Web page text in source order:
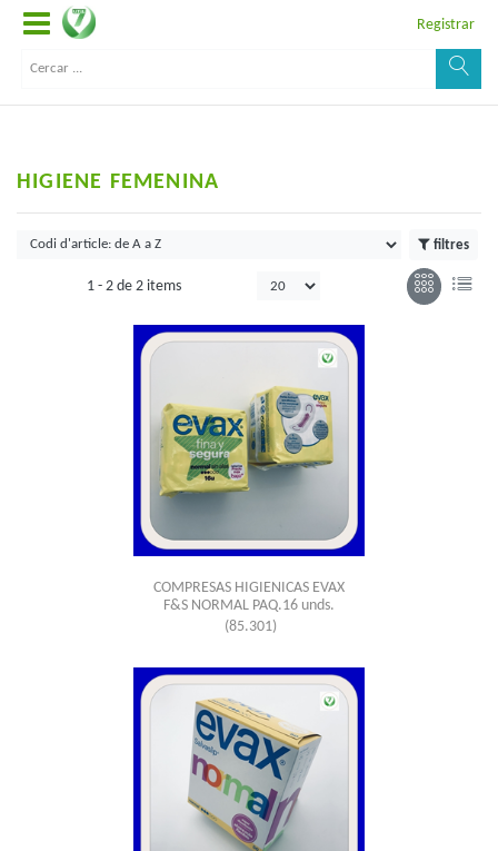
Registrar
HIGIENE FEMENINA
filtres
1 - 2 de 2 items
COMPRESAS HIGIENICAS EVAX
F&S NORMAL PAQ.16 unds.
(85.301)